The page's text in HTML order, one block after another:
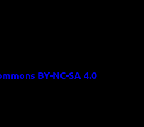
BY-NC-SA 4.0